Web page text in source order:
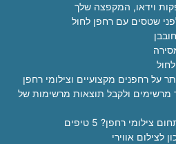
וידאו, המקפצה שלך
שטסים עם רחפן לחול
מרשימים ולקבל תוצאות מרשימות של
רחפן? 5 טיפים
לצילום אווירי